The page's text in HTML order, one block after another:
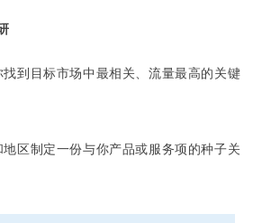
到目标市场中最相关、流量最高的关键
区制定一份与你产品或服务项的种子关